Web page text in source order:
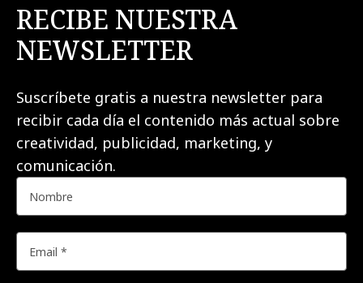
RECIBE NUESTRA
NEWSLETTER
Suscríbete gratis a nuestra newsletter para
recibir cada día el contenido más actual sobre
creatividad, publicidad, marketing, y
comunicación.